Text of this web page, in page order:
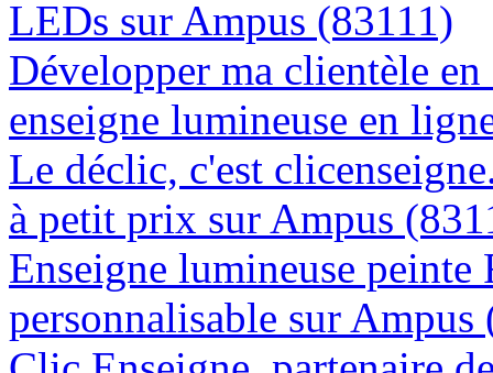
LEDs sur Ampus (83111)
Développer ma clientèle
enseigne lumineuse en
Le déclic, c'est
à petit prix sur Ampus
Enseigne lumineuse
personnalisable sur Ampus